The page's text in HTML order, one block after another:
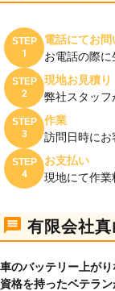
STEP
1
電話にてお
お電話の際
STEP
2
現地お見積り
弊社スタッフ
STEP
3
作業
訪問日時にお
STEP
4
お支払い
現地にて作業
有限会社
車のバッテリー上が
資格を持ったベテラ